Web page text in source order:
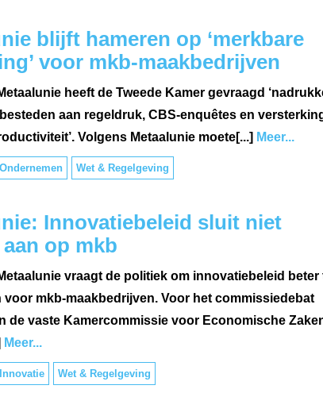
blijft hameren op ‘merkbare
voor mkb-maakbedrijven
heeft de Tweede Kamer gevraagd
aan regeldruk, CBS-enquêtes en
Volgens Metaalunie moete[...] Meer...
Ondernemen Wet & Regelgeving
Innovatiebeleid sluit niet
op mkb
vraagt de politiek om innovatiebeleid beter
voor mkb-maakbedrijven. Voor het commissiedebat
de vaste Kamercommissie voor Economische
Meer...
Innovatie Wet & Regelgeving